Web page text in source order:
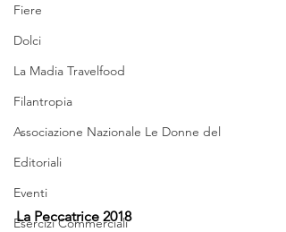
Fiere
Dolci
La Madia Travelfood
Filantropia
Associazione Nazionale Le Donne del
Editoriali
Eventi
Esercizi Commerciali
La Peccatrice 2018